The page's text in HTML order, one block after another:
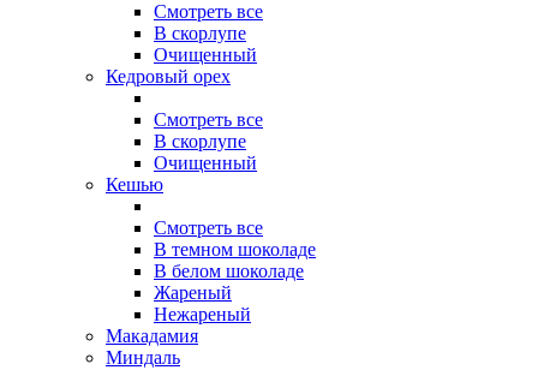
Смотреть все
В скорлупе
Очищенный
Кедровый орех
Смотреть все
В скорлупе
Очищенный
Кешью
Смотреть все
В темном шоколаде
В белом шоколаде
Жареный
Нежареный
Макадамия
Миндаль